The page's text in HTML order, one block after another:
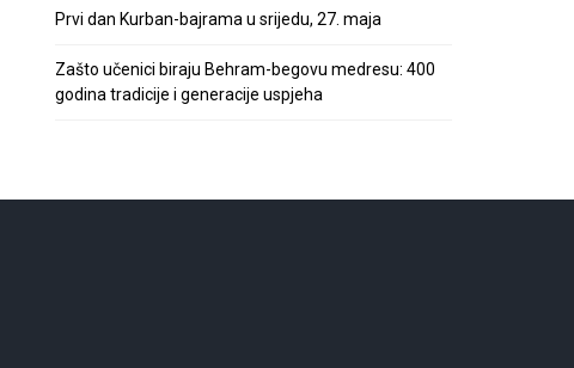
Prvi dan Kurban-bajrama u srijedu, 27. maja
Zašto učenici biraju Behram-begovu medresu: 400
godina tradicije i generacije uspjeha